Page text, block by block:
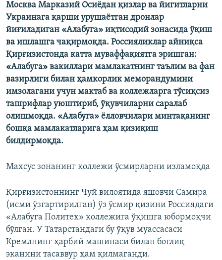
Москва Марказий Осиёдан қизлар ва йигитларни
Украинага қарши урушаётган дронлар
йиғиладиган «Алабуга» иқтисодий зонасида ўқиш
ва ишлашга чақирмоқда. Россияликлар айниқса
Қирғизистонда катта муваффақиятга эришган:
«Алабуга» вакиллари мамлакатнинг таълим ва фан
вазирлиги билан ҳамкорлик меморандумини
имзолагани учун мактаб ва коллежларга тўсиқсиз
ташрифлар уюштириб, ўқувчиларни саралаб
олишмоқда. «Алабуга» ёлловчилари минтақанинг
бошқа мамлакатларига ҳам қизиқиш
билдирмоқда.
Махсус зонанинг коллежи ўсмирларни изламоқда
Қирғизистоннинг Чуй вилоятида яшовчи Самира
(исми ўзгартирилган) ўз ўсмир қизини Россиядаги
«Алабуга Политех» коллежига ўқишга юбормоқчи
бўлган. У Татарстандаги бу ўқув муассасаси
Кремлнинг ҳарбий машинаси билан боғлиқ
эканини тасаввур ҳам қилмаганди.